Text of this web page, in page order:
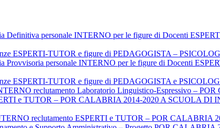
Definitiva personale INTERNO per le figure di Docenti
ESPERTI-TUTOR e figure di PEDAGOGISTA –
Provvisoria personale INTERNO per le figure di Docenti
ESPERTI-TUTOR e figure di PEDAGOGISTA e
reclutamento Laboratorio Linguistico-Espressivo –
e TUTOR – POR CALABRIA 2014-2020 A SCUOLA DI
reclutamento ESPERTI e TUTOR – POR CALABRIA